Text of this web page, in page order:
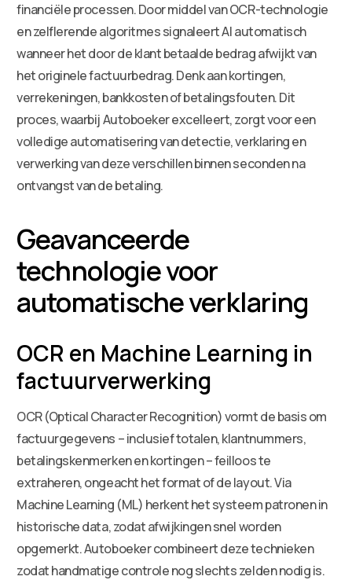
financiële processen. Door middel van OCR-technologie
en zelflerende algoritmes signaleert AI automatisch
wanneer het door de klant betaalde bedrag afwijkt van
het originele factuurbedrag. Denk aan kortingen,
verrekeningen, bankkosten of betalingsfouten. Dit
proces, waarbij Autoboeker excelleert, zorgt voor een
volledige automatisering van detectie, verklaring en
verwerking van deze verschillen binnen seconden na
ontvangst van de betaling.
Geavanceerde
technologie voor
automatische verklaring
OCR en Machine Learning in
factuurverwerking
OCR (Optical Character Recognition) vormt de basis om
factuurgegevens – inclusief totalen, klantnummers,
betalingskenmerken en kortingen – feilloos te
extraheren, ongeacht het format of de layout. Via
Machine Learning (ML) herkent het systeem patronen in
historische data, zodat afwijkingen snel worden
opgemerkt. Autoboeker combineert deze technieken
zodat handmatige controle nog slechts zelden nodig is.